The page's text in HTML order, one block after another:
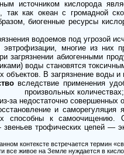
источником кислорода
так как океан с громадной
биогенные ресурсы
водоемов под угрозой
эвтрофизации, многие из них
загрязнении абиоген­ными
воды становятся
В загрязнение воды и
вследствие применения
количествах;
из-за недостаточно совершенных
и саморегуляция
способны к самоочищению.
трофических цепей —
контексте встречается термин
все живое на Земле нуждается в